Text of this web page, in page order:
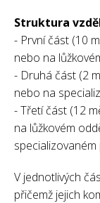
Struktura
- První část (10
nebo na
- Druhá část (2
nebo na
- Třetí část (12
na lůžkovém
specializovaném
V jednotlivých
přičemž jejich